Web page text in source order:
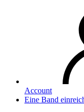
Account
Eine Band